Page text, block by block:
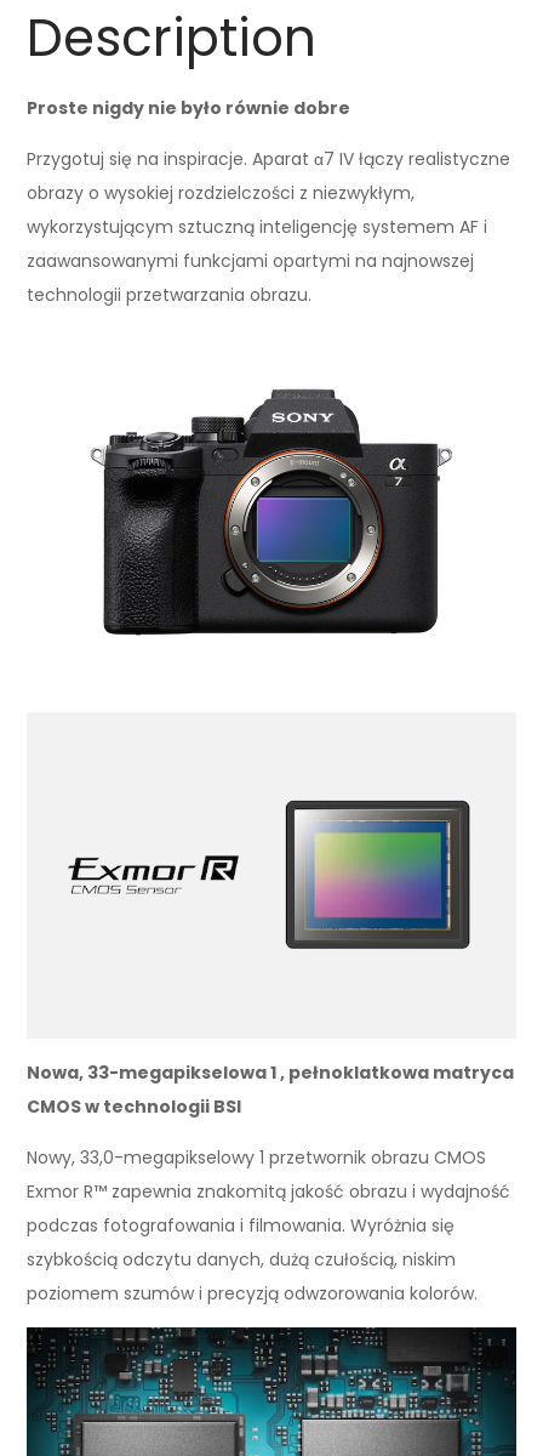
Description
Proste nigdy nie było równie dobre
Przygotuj się na inspiracje. Aparat α7 IV łączy realistyczne
obrazy o wysokiej rozdzielczości z niezwykłym,
wykorzystującym sztuczną inteligencję systemem AF i
zaawansowanymi funkcjami opartymi na najnowszej
technologii przetwarzania obrazu.
Nowa, 33-megapikselowa 1 , pełnoklatkowa matryca
CMOS w technologii BSI
Nowy, 33,0-megapikselowy 1 przetwornik obrazu CMOS
Exmor R™ zapewnia znakomitą jakość obrazu i wydajność
podczas fotografowania i filmowania. Wyróżnia się
szybkością odczytu danych, dużą czułością, niskim
poziomem szumów i precyzją odwzorowania kolorów.